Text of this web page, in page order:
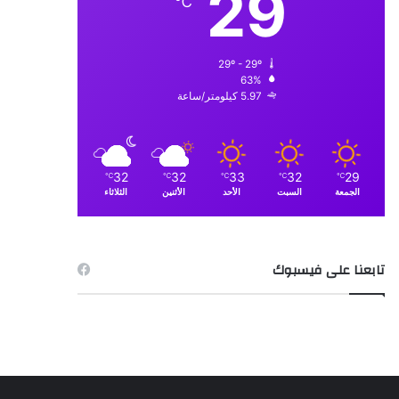
63%
5.97 كيلومتر/ساعة
29
℃
الجمعة
32
℃
السبت
33
℃
الأحد
32
℃
الأثنين
32
℃
الثلاثاء
تابعنا على فيسبوك